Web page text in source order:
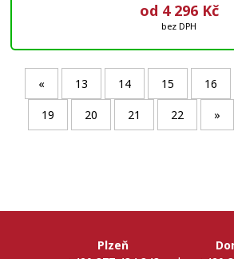
od 4 296 Kč
bez DPH
« 13 14 15 16
19 20 21 22 »
Plzeň